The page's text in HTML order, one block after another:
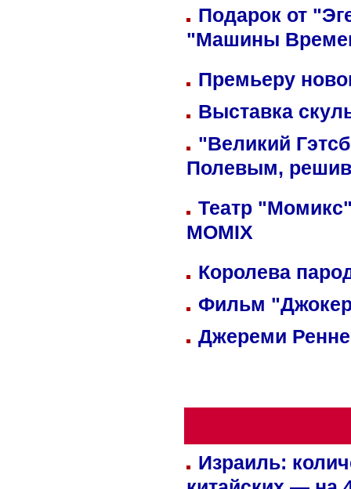
Подарок от
"Машины
Премьеру
Выставка
"Великий
Полевым,
Театр
MOMIX
Королева
Фильм
Джереми
Израиль: